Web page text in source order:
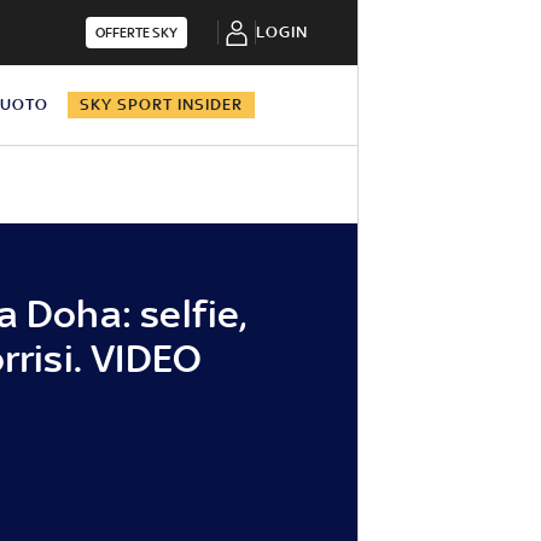
OFFERTE SKY LOGIN
SKY SPORT INSIDER
Doha: selfie,
VIDEO